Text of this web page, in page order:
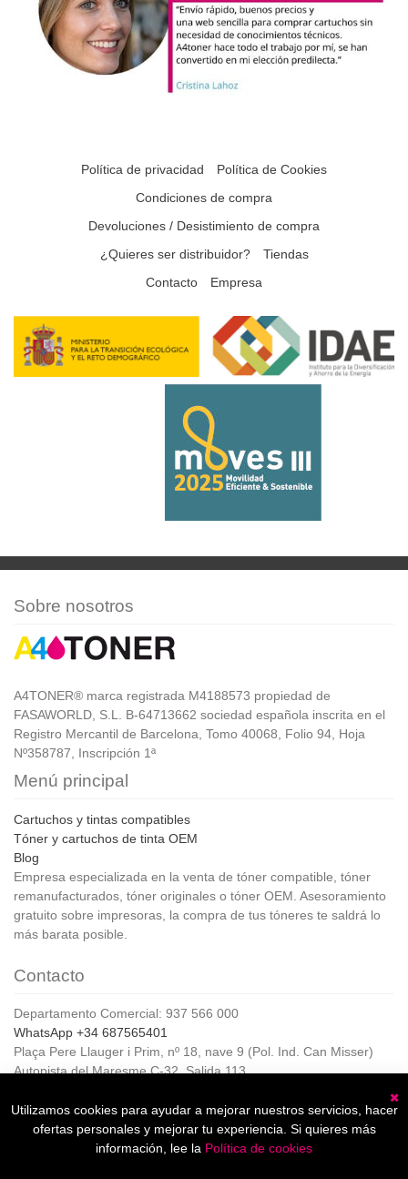
Política de privacidad
Política de Cookies
Condiciones de compra
Devoluciones / Desistimiento de compra
¿Quieres ser distribuidor?
Tiendas
Contacto
Empresa
Sobre nosotros
A4TONER® marca registrada M4188573 propiedad de
FASAWORLD, S.L. B-64713662 sociedad española inscrita en el
Registro Mercantil de Barcelona, Tomo 40068, Folio 94, Hoja
Nº358787, Inscripción 1ª
Menú principal
Cartuchos y tintas compatibles
Tóner y cartuchos de tinta OEM
Blog
Empresa especializada en la venta de tóner compatible, tóner
remanufacturados, tóner originales o tóner OEM. Asesoramiento
gratuito sobre impresoras, la compra de tus tóneres te saldrá lo
más barata posible.
Contacto
Departamento Comercial: 937 566 000
WhatsApp +34 687565401
Plaça Pere Llauger i Prim, nº 18, nave 9 (Pol. Ind. Can Misser)
Autopista del Maresme C-32, Salida 113
Horario de Atención al cliente:
De lunes a jueves de 8:00 a 17:00,
Viernes de 8:00 a 15:00
Utilizamos cookies para ayudar a mejorar nuestros servicios, hacer
ofertas personales y mejorar tu experiencia. Si quieres más
información, lee la Política de cookies